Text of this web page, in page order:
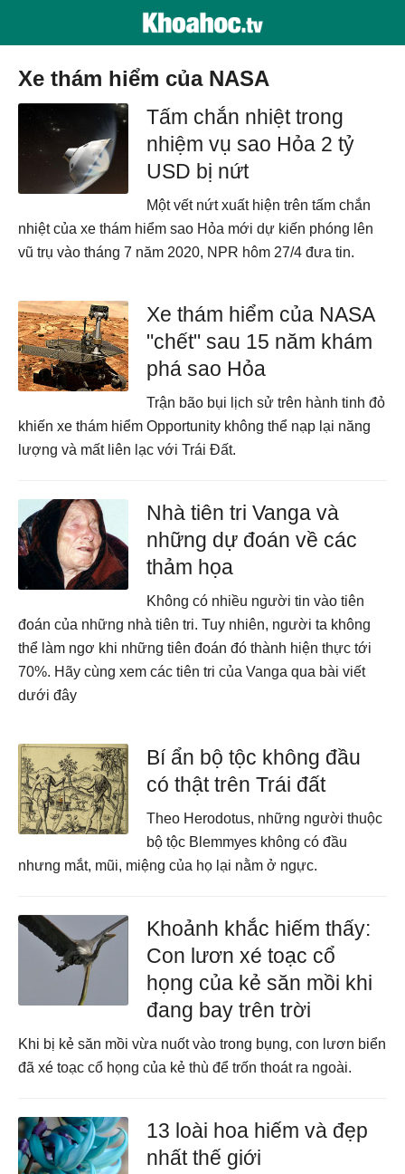
xe thám hiểm của NASA
Tấm chắn nhiệt trong
nhiệm vụ sao Hỏa 2 tỷ
USD bị nứt
Một vết nứt xuất hiện trên tấm chắn
nhiệt của xe thám hiểm sao Hỏa mới dự kiến phóng lên
vũ trụ vào tháng 7 năm 2020, NPR hôm 27/4 đưa tin.
Xe thám hiểm của NASA
"chết" sau 15 năm khám
phá sao Hỏa
Trận bão bụi lịch sử trên hành tinh đỏ
khiến xe thám hiểm Opportunity không thể nạp lại năng
lượng và mất liên lạc với Trái Đất.
Nhà tiên tri Vanga và
những dự đoán về các
thảm họa
Không có nhiều người tin vào tiên
đoán của những nhà tiên tri. Tuy nhiên, người ta không
thể làm ngơ khi những tiên đoán đó thành hiện thực tới
70%. Hãy cùng xem các tiên tri của Vanga qua bài viết
dưới đây
Bí ẩn bộ tộc không đầu
có thật trên Trái đất
Theo Herodotus, những người thuộc
bộ tộc Blemmyes không có đầu
nhưng mắt, mũi, miệng của họ lại nằm ở ngực.
Khoảnh khắc hiếm thấy:
Con lươn xé toạc cổ
họng của kẻ săn mồi khi
đang bay trên trời
Khi bị kẻ săn mồi vừa nuốt vào trong bụng, con lươn biển
đã xé toạc cổ họng của kẻ thù để trốn thoát ra ngoài.
13 loài hoa hiếm và đẹp
nhất thế giới